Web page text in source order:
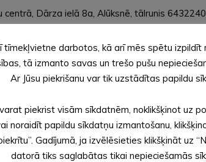
Dārza ielā 8a, Alūksnē, tālrunis
labiekārtošanu Alūksnes
“Ģimenei draudzīgākā pašvaldība
naudas balvu. Šos līdzekļus līdz 2019.
tīmekļvietne darbotos, kā arī mēs spētu izpildīt
tā izmanto savas un trešo pušu
Ar Jūsu piekrišanu var tik uzstādītas papildu
varat piekrist visām sīkdatnēm, noklikšķinot uz
noraidīt papildu sīkdatņu izmantošanu,
Gadījumā, ja izvēlēsieties klikšķināt uz
datorā tiks saglabātas tikai nepieciešamās